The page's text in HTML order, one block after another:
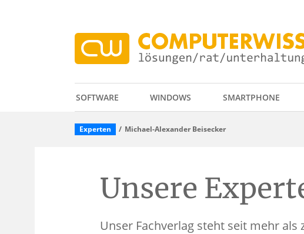
SOFTWARE WINDOWS SMARTPHONE
Experten Michael-Alexander Beisecker
Unsere
Unser Fachverlag steht seit mehr